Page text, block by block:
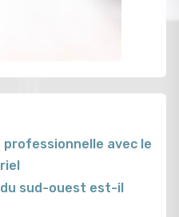
avec le
sud-ouest est-il